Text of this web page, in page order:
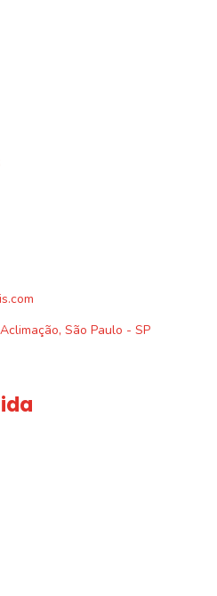
São Paulo - SP